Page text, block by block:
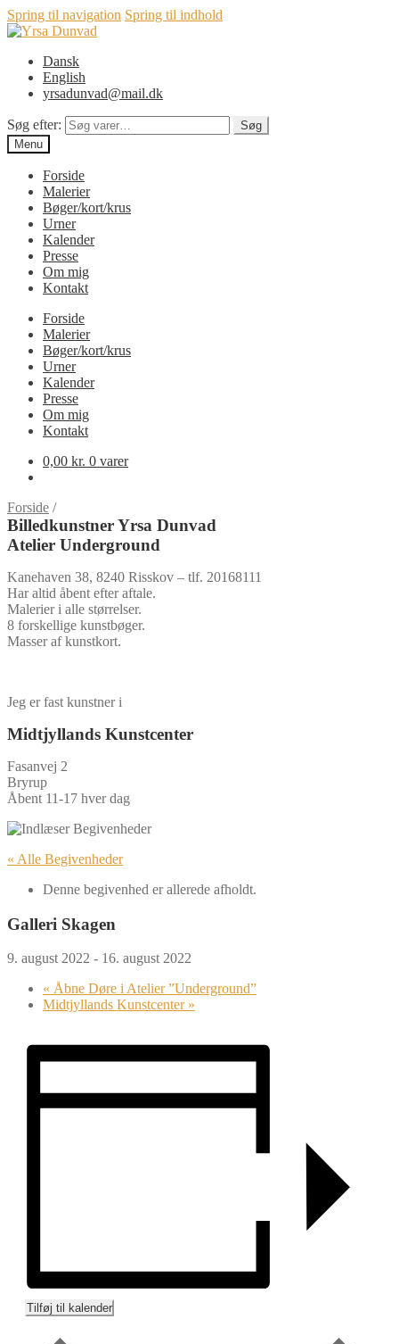
Spring til navigation Spring til indhold
Dansk
English
yrsadunvad@mail.dk
Søg efter:
Søg
Menu
Forside
Malerier
Bøger/kort/krus
Urner
Kalender
Presse
Om mig
Kontakt
Forside
Malerier
Bøger/kort/krus
Urner
Kalender
Presse
Om mig
Kontakt
0,00 kr. 0 varer
Forside /
Billedkunstner Yrsa Dunvad
Atelier Underground
Kanehaven 38, 8240 Risskov – tlf. 20168111
Har altid åbent efter aftale.
Malerier i alle størrelser.
8 forskellige kunstbøger.
Masser af kunstkort.
Jeg er fast kunstner i
Midtjyllands Kunstcenter
Fasanvej 2
Bryrup
Åbent 11-17 hver dag
« Alle Begivenheder
Denne begivenhed er allerede afholdt.
Galleri Skagen
9. august 2022 - 16. august 2022
« Åbne Døre i Atelier ”Underground”
Midtjyllands Kunstcenter »
Tilføj til kalender